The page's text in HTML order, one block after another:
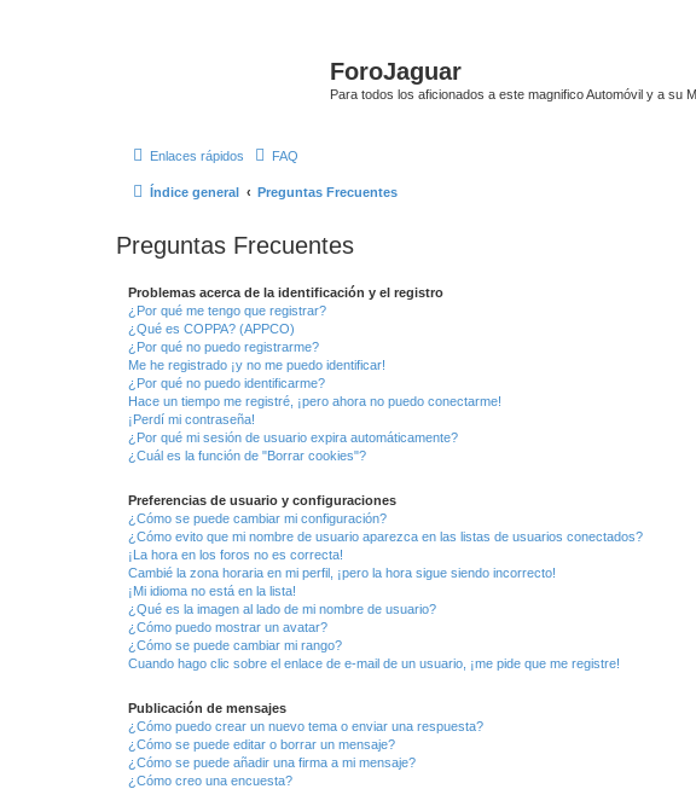
ForoJaguar
Para todos los aficionados a este magnifico Automóvil y a su
Enlaces rápidos FAQ
Índice general Preguntas Frecuentes
Preguntas Frecuentes
Problemas acerca de la identificación y el registro
¿Por qué me tengo que registrar?
¿Qué es COPPA? (APPCO)
¿Por qué no puedo registrarme?
Me he registrado ¡y no me puedo identificar!
¿Por qué no puedo identificarme?
Hace un tiempo me registré, ¡pero ahora no puedo conectarme!
¡Perdí mi contraseña!
¿Por qué mi sesión de usuario expira automáticamente?
¿Cuál es la función de "Borrar cookies"?
Preferencias de usuario y configuraciones
¿Cómo se puede cambiar mi configuración?
¿Cómo evito que mi nombre de usuario aparezca en las listas de usuarios conectados?
¡La hora en los foros no es correcta!
Cambié la zona horaria en mi perfil, ¡pero la hora sigue siendo incorrecto!
¡Mi idioma no está en la lista!
¿Qué es la imagen al lado de mi nombre de usuario?
¿Cómo puedo mostrar un avatar?
¿Cómo se puede cambiar mi rango?
Cuando hago clic sobre el enlace de e-mail de un usuario, ¡me pide que me registre!
Publicación de mensajes
¿Cómo puedo crear un nuevo tema o enviar una respuesta?
¿Cómo se puede editar o borrar un mensaje?
¿Cómo se puede añadir una firma a mi mensaje?
¿Cómo creo una encuesta?